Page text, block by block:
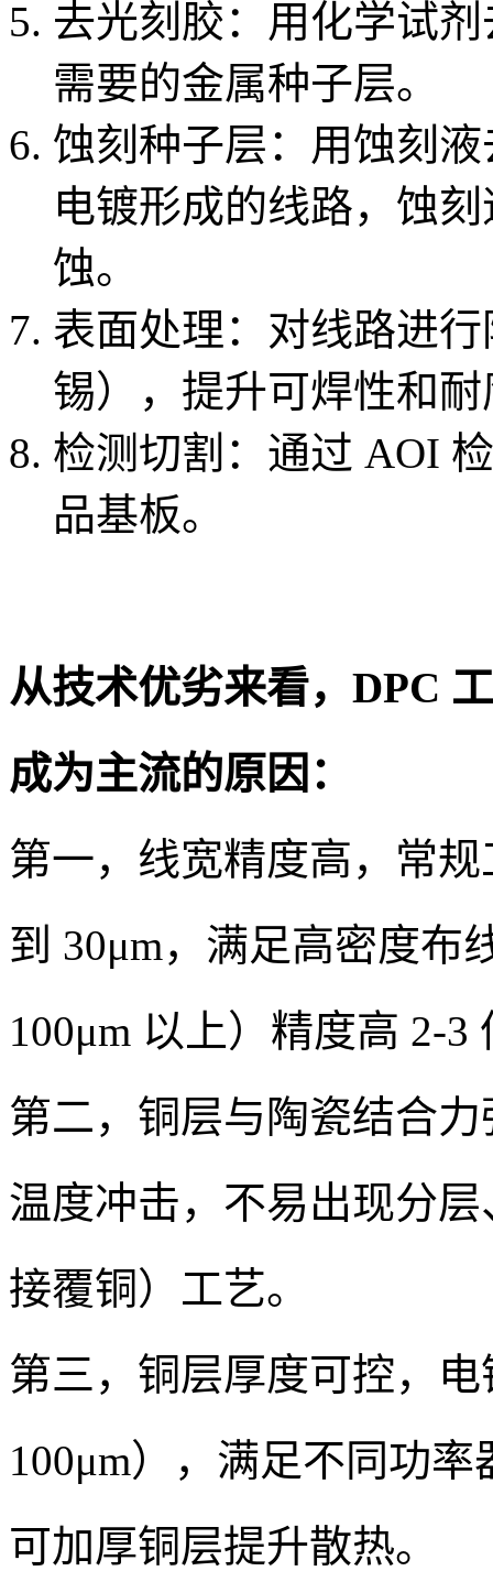
去光刻胶：用化学试
需要的金属种子层。
蚀刻种子层：用蚀刻
电镀形成的线路，蚀
蚀。
表面处理：对线路进
锡），提升可焊性和
检测切割：通过 AOI
品基板。
从技术优劣来看，DPC
成为主流的原因：
第一，线宽精度高，常
到 30μm，满足高密度布
100μm 以上）精度高 2-
第二，铜层与陶瓷结合
温度冲击，不易出现分
接覆铜）工艺。
第三，铜层厚度可控，
100μm），满足不同功
可加厚铜层提升散热。